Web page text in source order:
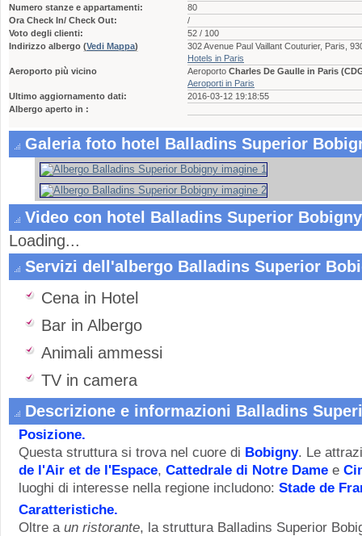
Numero stanze e appartamenti:
80
Ora Check In/ Check Out:
/
Voto degli clienti:
52 / 100
Indirizzo albergo (Vedi Mappa)
302 Avenue Paul Vaillant Couturier, Paris,
Hotels in Paris
Aeroporto più vicino
Aeroporto Charles De Gaulle in Paris
Aeroporti in Paris
Ultimo aggiornamento dati:
2016-03-12 19:18:55
Albergo aperto in :
Galeria foto hotel Balladins Superior
Video con hotel Balladins Superior
Loading...
Servizi dell'albergo Balladins Superior
Cena in Hotel
Bar in Albergo
Animali ammessi
TV in camera
Descrizione e informazioni Balladins
Posizione.
Questa struttura si trova nel cuore di Bobigny. Le
de l'Air et de l'Espace, Cattedrale di Notre Dame e
luoghi di interesse nella regione includono: Stade de
Caratteristiche.
Oltre a un ristorante, la struttura Balladins Superior